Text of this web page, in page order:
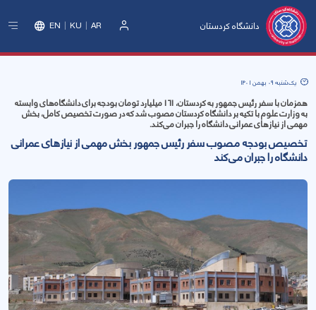
دانشگاه کردستان EN KU AR
یک‌شنبه 09 بهمن 1401
همزمان با سفر رئیس جمهور به کردستان، 161 میلیارد تومان بودجه برای دانشگاه‌های وابسته
به وزارت علوم با تکیه بر دانشگاه کردستان مصوب شد که در صورت تخصیص کامل، بخش
مهمی از نیازهای عمرانی دانشگاه را جبران می‌کند.
تخصیص بودجه مصوب سفر رئیس جمهور بخش مهمی از نیازهای عمرانی
دانشگاه را جبران می‌کند